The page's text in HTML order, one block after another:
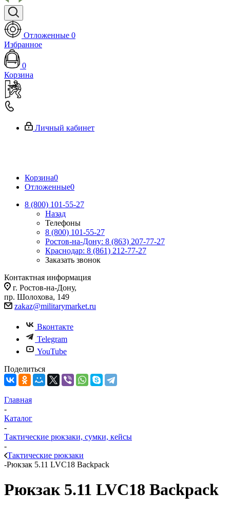
Отложенные 0
Избранное
0
Корзина
Личный кабинет
Корзина0
Отложенные0
8 (800) 101-55-27
Назад
Телефоны
8 (800) 101-55-27
Ростов-на-Дону: 8 (863) 207-77-27
Краснодар: 8 (861) 212-77-27
Заказать звонок
Контактная информация
г. Ростов-на-Дону,
пр. Шолохова, 149
zakaz@militarymarket.ru
Вконтакте
Telegram
YouTube
Поделиться
Главная
-
Каталог
-
Тактические рюкзаки, сумки, кейсы
-
Тактические рюкзаки
-Рюкзак 5.11 LVC18 Backpack
Рюкзак 5.11 LVC18 Backpack